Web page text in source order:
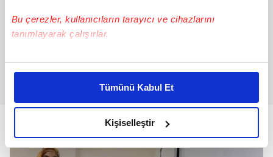
Bu çerezler, kullanıcıların tarayıcı ve cihazlarını
tanımlayarak çalışırlar.
Bu çerezlere izin vermeniz halinde sizlere özel
daha iyi reklam deneyimi yaşatabiliriz. Bunu yaparken
amacımızın size daha iyi bir reklam deneyimi sunmak
olduğunu ve sizlere en iyi içerikleri sunabilmek adına
elimizden gelen çabayı gösterdiğimizi ve bu noktada,
reklamların maliyetlerimizi karşılamak noktasında tek gelir
Tümünü Kabul Et
Kişiselleştir